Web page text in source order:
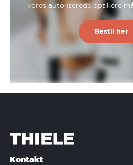
vores autoriserede optikere
Bestil her
Kontakt